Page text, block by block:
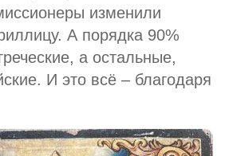
изменили
А порядка 90%
а остальные,
И это всё – благодаря